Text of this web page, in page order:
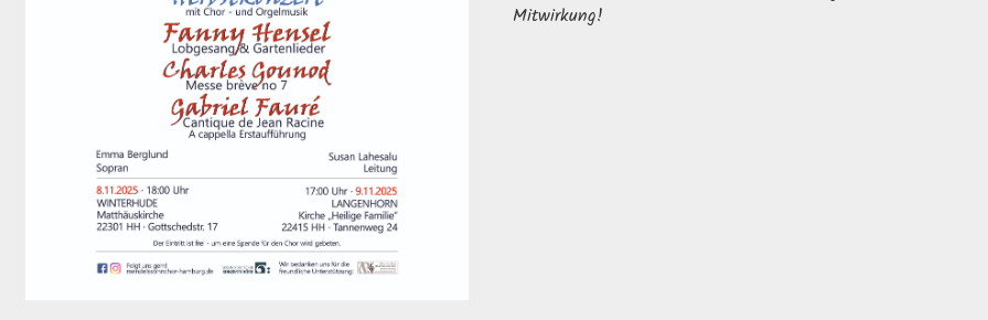
Mitwirkung!